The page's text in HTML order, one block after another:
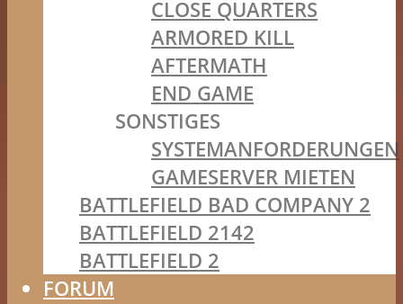
CLOSE QUARTERS
ARMORED KILL
AFTERMATH
END GAME
SONSTIGES
SYSTEMANFORDERUNGEN
GAMESERVER MIETEN
BATTLEFIELD BAD COMPANY 2
BATTLEFIELD 2142
BATTLEFIELD 2
FORUM